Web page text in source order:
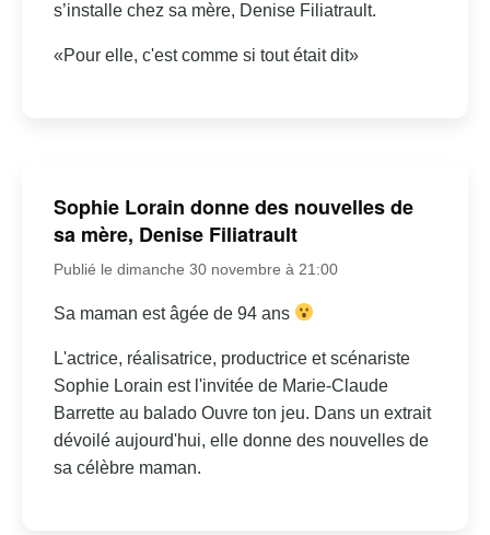
s’installe chez sa mère, Denise Filiatrault.
«Pour elle, c'est comme si tout était dit»
Sophie Lorain donne des nouvelles de
sa mère, Denise Filiatrault
Publié le dimanche 30 novembre à 21:00
Sa maman est âgée de 94 ans
L'actrice, réalisatrice, productrice et scénariste
Sophie Lorain est l'invitée de Marie-Claude
Barrette au balado Ouvre ton jeu. Dans un extrait
dévoilé aujourd'hui, elle donne des nouvelles de
sa célèbre maman.